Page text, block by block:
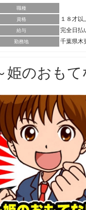
職種
資格 １８才
給与 完全日払
勤務地 千葉県木
姫のおも